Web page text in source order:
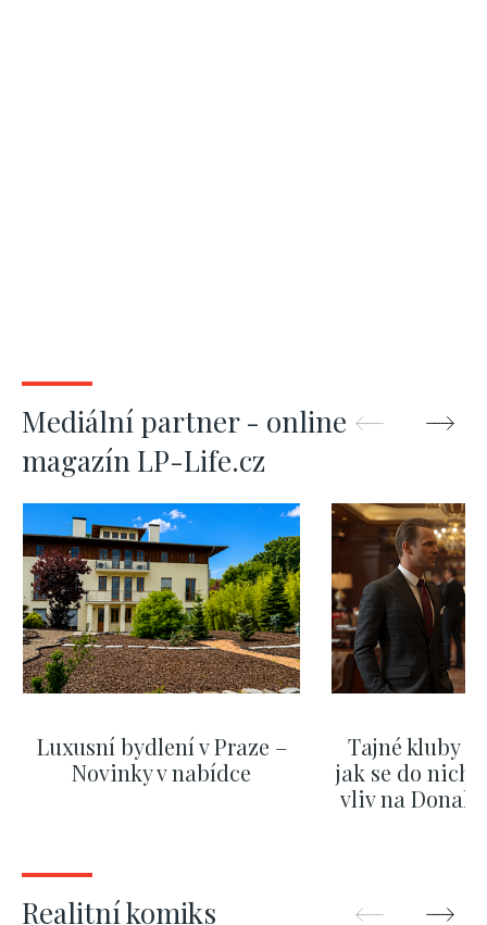
Mediální partner - online
magazín LP-Life.cz
Luxusní bydlení v Praze –
Novinky v nabídce
Tajné kluby
jak se do nich
vliv na
Realitní komiks